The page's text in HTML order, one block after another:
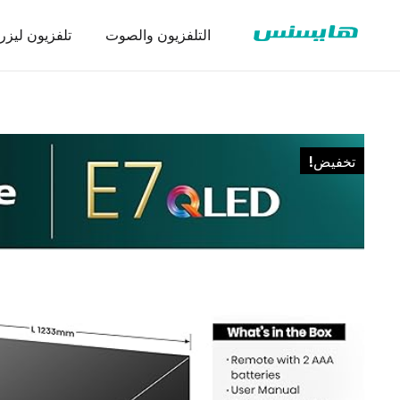
التلفزيون والصوت تلفزيون ليزر
عرض
تنزيل
تخفيض!